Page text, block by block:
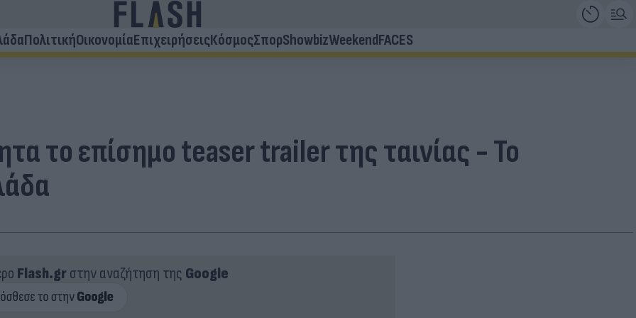
ΠολιτικήΟικονομίαΕπιχειρήσειςΚόσμοςΣπορShowbizWeekendFACES
το επίσημο teaser trailer της ταινίας - Το
Flash.grστην αναζήτηση της Google